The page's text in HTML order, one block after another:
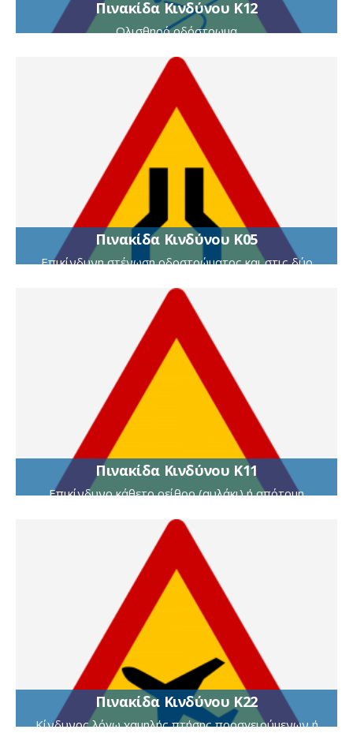
Πινακίδα Κινδύνου Κ12
Ολισθηρό οδόστρωμα
Πινακίδα Κινδύνου Κ05
Επικίνδυνη στένωση οδοστρώματος και στις δύο
Πινακίδα Κινδύνου Κ11
Επικίνδυνο κάθετο ρείθρο (αυλάκι) ή απότομη
Πινακίδα Κινδύνου Κ22
Κίνδυνος λόγω χαμηλής πτήσης προσγειούμενων ή